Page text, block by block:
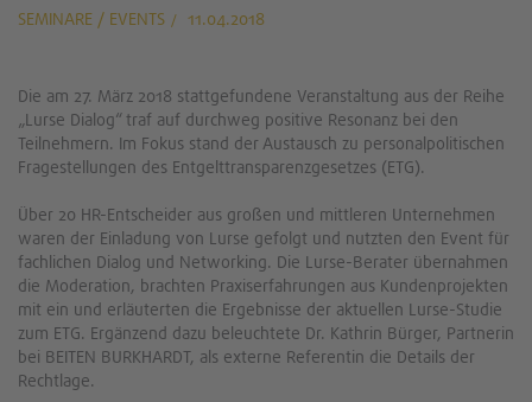
SEMINARE / EVENTS 11.04.2018
Die am 27. März 2018 stattgefundene Veranstaltung aus der Reihe
„Lurse Dialog“ traf auf durchweg positive Resonanz bei den
Teilnehmern. Im Fokus stand der Austausch zu personalpolitischen
Fragestellungen des Entgelttransparenzgesetzes (ETG).
Über 20 HR-Entscheider aus großen und mittleren Unternehmen
waren der Einladung von Lurse gefolgt und nutzten den Event für
fachlichen Dialog und Networking. Die Lurse-Berater übernahmen
die Moderation, brachten Praxiserfahrungen aus Kundenprojekten
mit ein und erläuterten die Ergebnisse der aktuellen Lurse-Studie
zum ETG. Ergänzend dazu beleuchtete Dr. Kathrin Bürger, Partnerin
bei BEITEN BURKHARDT, als externe Referentin die Details der
Rechtlage.